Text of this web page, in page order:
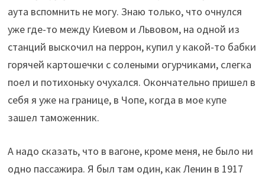
аута вспомнить не могу. Знаю только, что очнулся
уже где-то между Киевом и Львовом, на одной из
станций выскочил на перрон, купил у какой-то бабки
горячей картошечки с солеными огурчиками, слегка
поел и потихоньку очухался. Окончательно пришел в
себя я уже на границе, в Чопе, когда в мое купе
зашел таможенник.
А надо сказать, что в вагоне, кроме меня, не было ни
одно пассажира. Я был там один, как Ленин в 1917